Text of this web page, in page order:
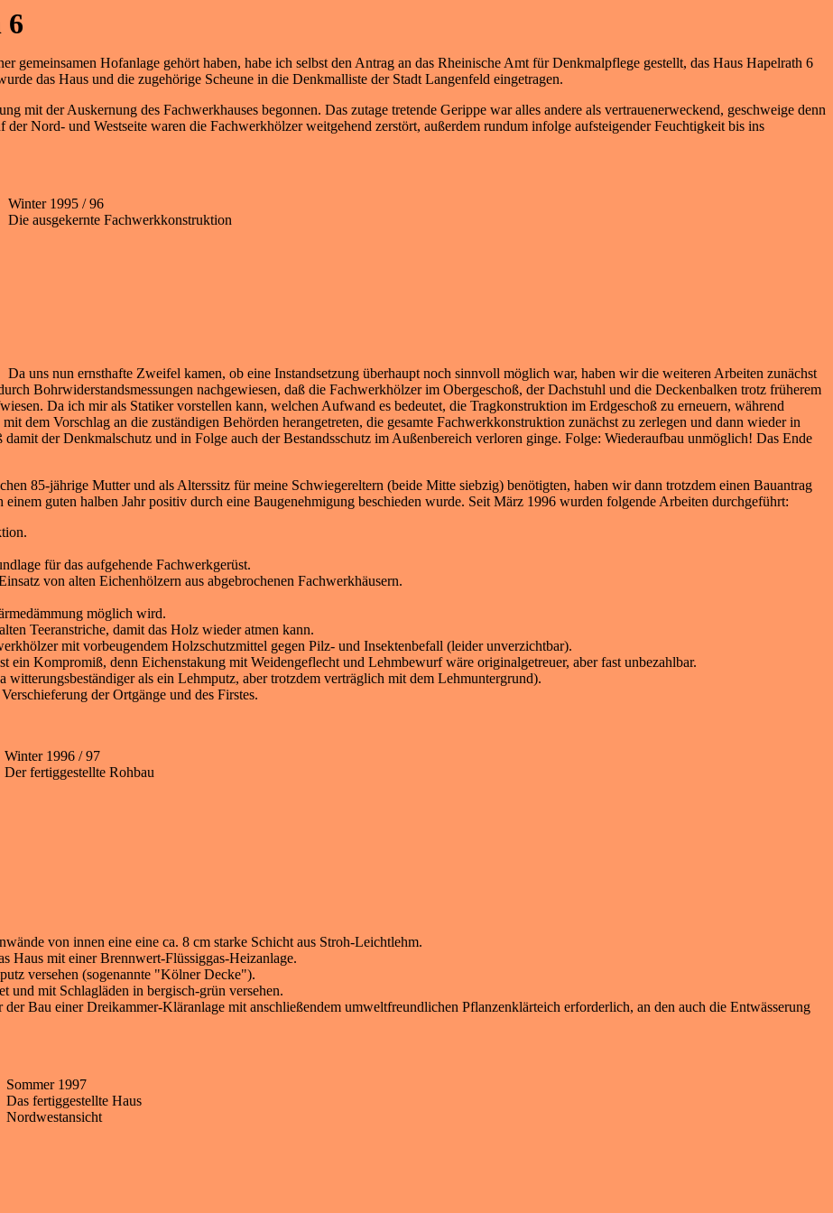
6
gemeinsamen Hofanlage gehört haben, habe ich selbst den Antrag an das Rheinische Amt für Denkmalpflege gestellt, das Haus Hapelrath 6
das Haus und die zugehörige Scheune in die Denkmalliste der Stadt Langenfeld eingetragen.
mit der Auskernung des Fachwerkhauses begonnen. Das zutage tretende Gerippe war alles andere als vertrauenerweckend, geschweige denn
Nord- und Westseite waren die Fachwerkhölzer weitgehend zerstört, außerdem rundum infolge aufsteigender Feuchtigkeit bis ins
Winter 1995 / 96
Die ausgekernte Fachwerkkonstruktion
Da uns nun ernsthafte Zweifel kamen, ob eine Instandsetzung überhaupt noch sinnvoll möglich war, haben wir die weiteren Arbeiten zunächst
Bohrwiderstandsmessungen nachgewiesen, daß die Fachwerkhölzer im Obergeschoß, der Dachstuhl und die Deckenbalken trotz früherem
Da ich mir als Statiker vorstellen kann, welchen Aufwand es bedeutet, die Tragkonstruktion im Erdgeschoß zu erneuern, während
dem Vorschlag an die zuständigen Behörden herangetreten, die gesamte Fachwerkkonstruktion zunächst zu zerlegen und dann wieder in
der Denkmalschutz und in Folge auch der Bestandsschutz im Außenbereich verloren ginge. Folge: Wiederaufbau unmöglich! Das Ende
85-jährige Mutter und als Alterssitz für meine Schwiegereltern (beide Mitte siebzig) benötigten, haben wir dann trotzdem einen Bauantrag
einem guten halben Jahr positiv durch eine Baugenehmigung beschieden wurde. Seit März 1996 wurden folgende Arbeiten durchgeführt:
für das aufgehende Fachwerkgerüst.
von alten Eichenhölzern aus abgebrochenen Fachwerkhäusern.
möglich wird.
Teeranstriche, damit das Holz wieder atmen kann.
mit vorbeugendem Holzschutzmittel gegen Pilz- und Insektenbefall (leider unverzichtbar).
ein Kompromiß, denn Eichenstakung mit Weidengeflecht und Lehmbewurf wäre originalgetreuer, aber fast unbezahlbar.
als ein Lehmputz, aber trotzdem verträglich mit dem Lehmuntergrund).
der Ortgänge und des Firstes.
Winter 1996 / 97
Der fertiggestellte Rohbau
von innen eine eine ca. 8 cm starke Schicht aus Stroh-Leichtlehm.
Haus mit einer Brennwert-Flüssiggas-Heizanlage.
versehen (sogenannte "Kölner Decke").
und mit Schlagläden in bergisch-grün versehen.
Bau einer Dreikammer-Kläranlage mit anschließendem umweltfreundlichen Pflanzenklärteich erforderlich, an den auch die Entwässerung
Sommer 1997
Das fertiggestellte Haus
Nordwestansicht